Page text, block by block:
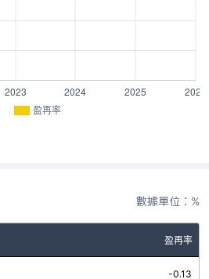
盈再率
數據單位：%
盈再率
-0.13